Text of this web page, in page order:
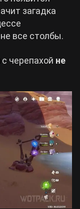
загадка
все столбы.
черепахой не